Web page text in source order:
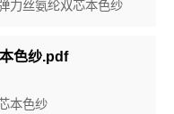
力丝氨纶双芯本色纱
色纱.pdf
本色纱